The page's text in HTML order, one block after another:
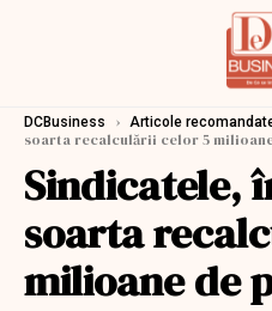
DCBusiness › Articole
soarta recalculării celor 5
Sindicatele,
soarta
milioane de